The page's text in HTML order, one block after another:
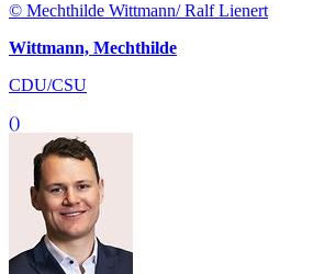
© Mechthilde Wittmann/ Ralf Lienert
Wittmann, Mechthilde
CDU/CSU
()